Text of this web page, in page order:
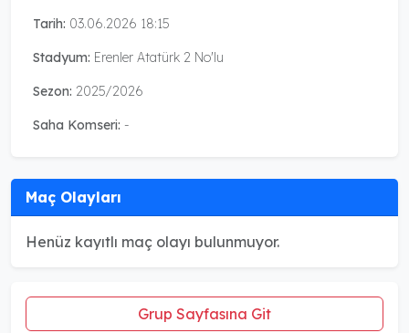
Tarih: 03.06.2026 18:15
Stadyum: Erenler Atatürk 2 No'lu
Sezon: 2025/2026
Saha Komseri: -
Maç Olayları
Henüz kayıtlı maç olayı bulunmuyor.
Grup Sayfasına Git